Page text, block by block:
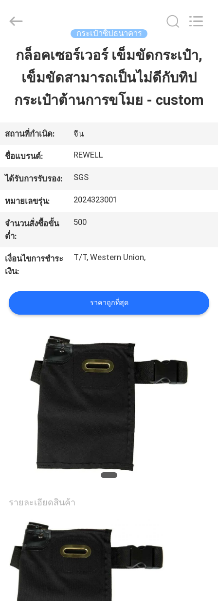
บ้าน
สินค้า
เกี่ยว
กับ
เรา
โรงงาน
ควบคุม
คุณภาพ
เว็บไซต์
PRIVACY
POLICY
Industrial
Group
Reserved.
Developed
กระเป๋าซิปธนาคาร
กล็อคเซอร์เวอร์ เข็มขัดกระเป๋า,
เข็มขัดสามารถเป็นไม่ดีกับทิป
กระเป๋าต้านการขโมย - custom
สถานที่กำเนิด: จีน
ชื่อแบรนด์: REWELL
ได้รับการรับรอง: SGS
หมายเลขรุ่น: 2024323001
จำนวนสั่งซื้อขั้น
ต่ำ:
500
เงื่อนไขการชำระ
เงิน:
T/T, Western Union,
ราคาถูกที่สุด
รายละเอียดสินค้า